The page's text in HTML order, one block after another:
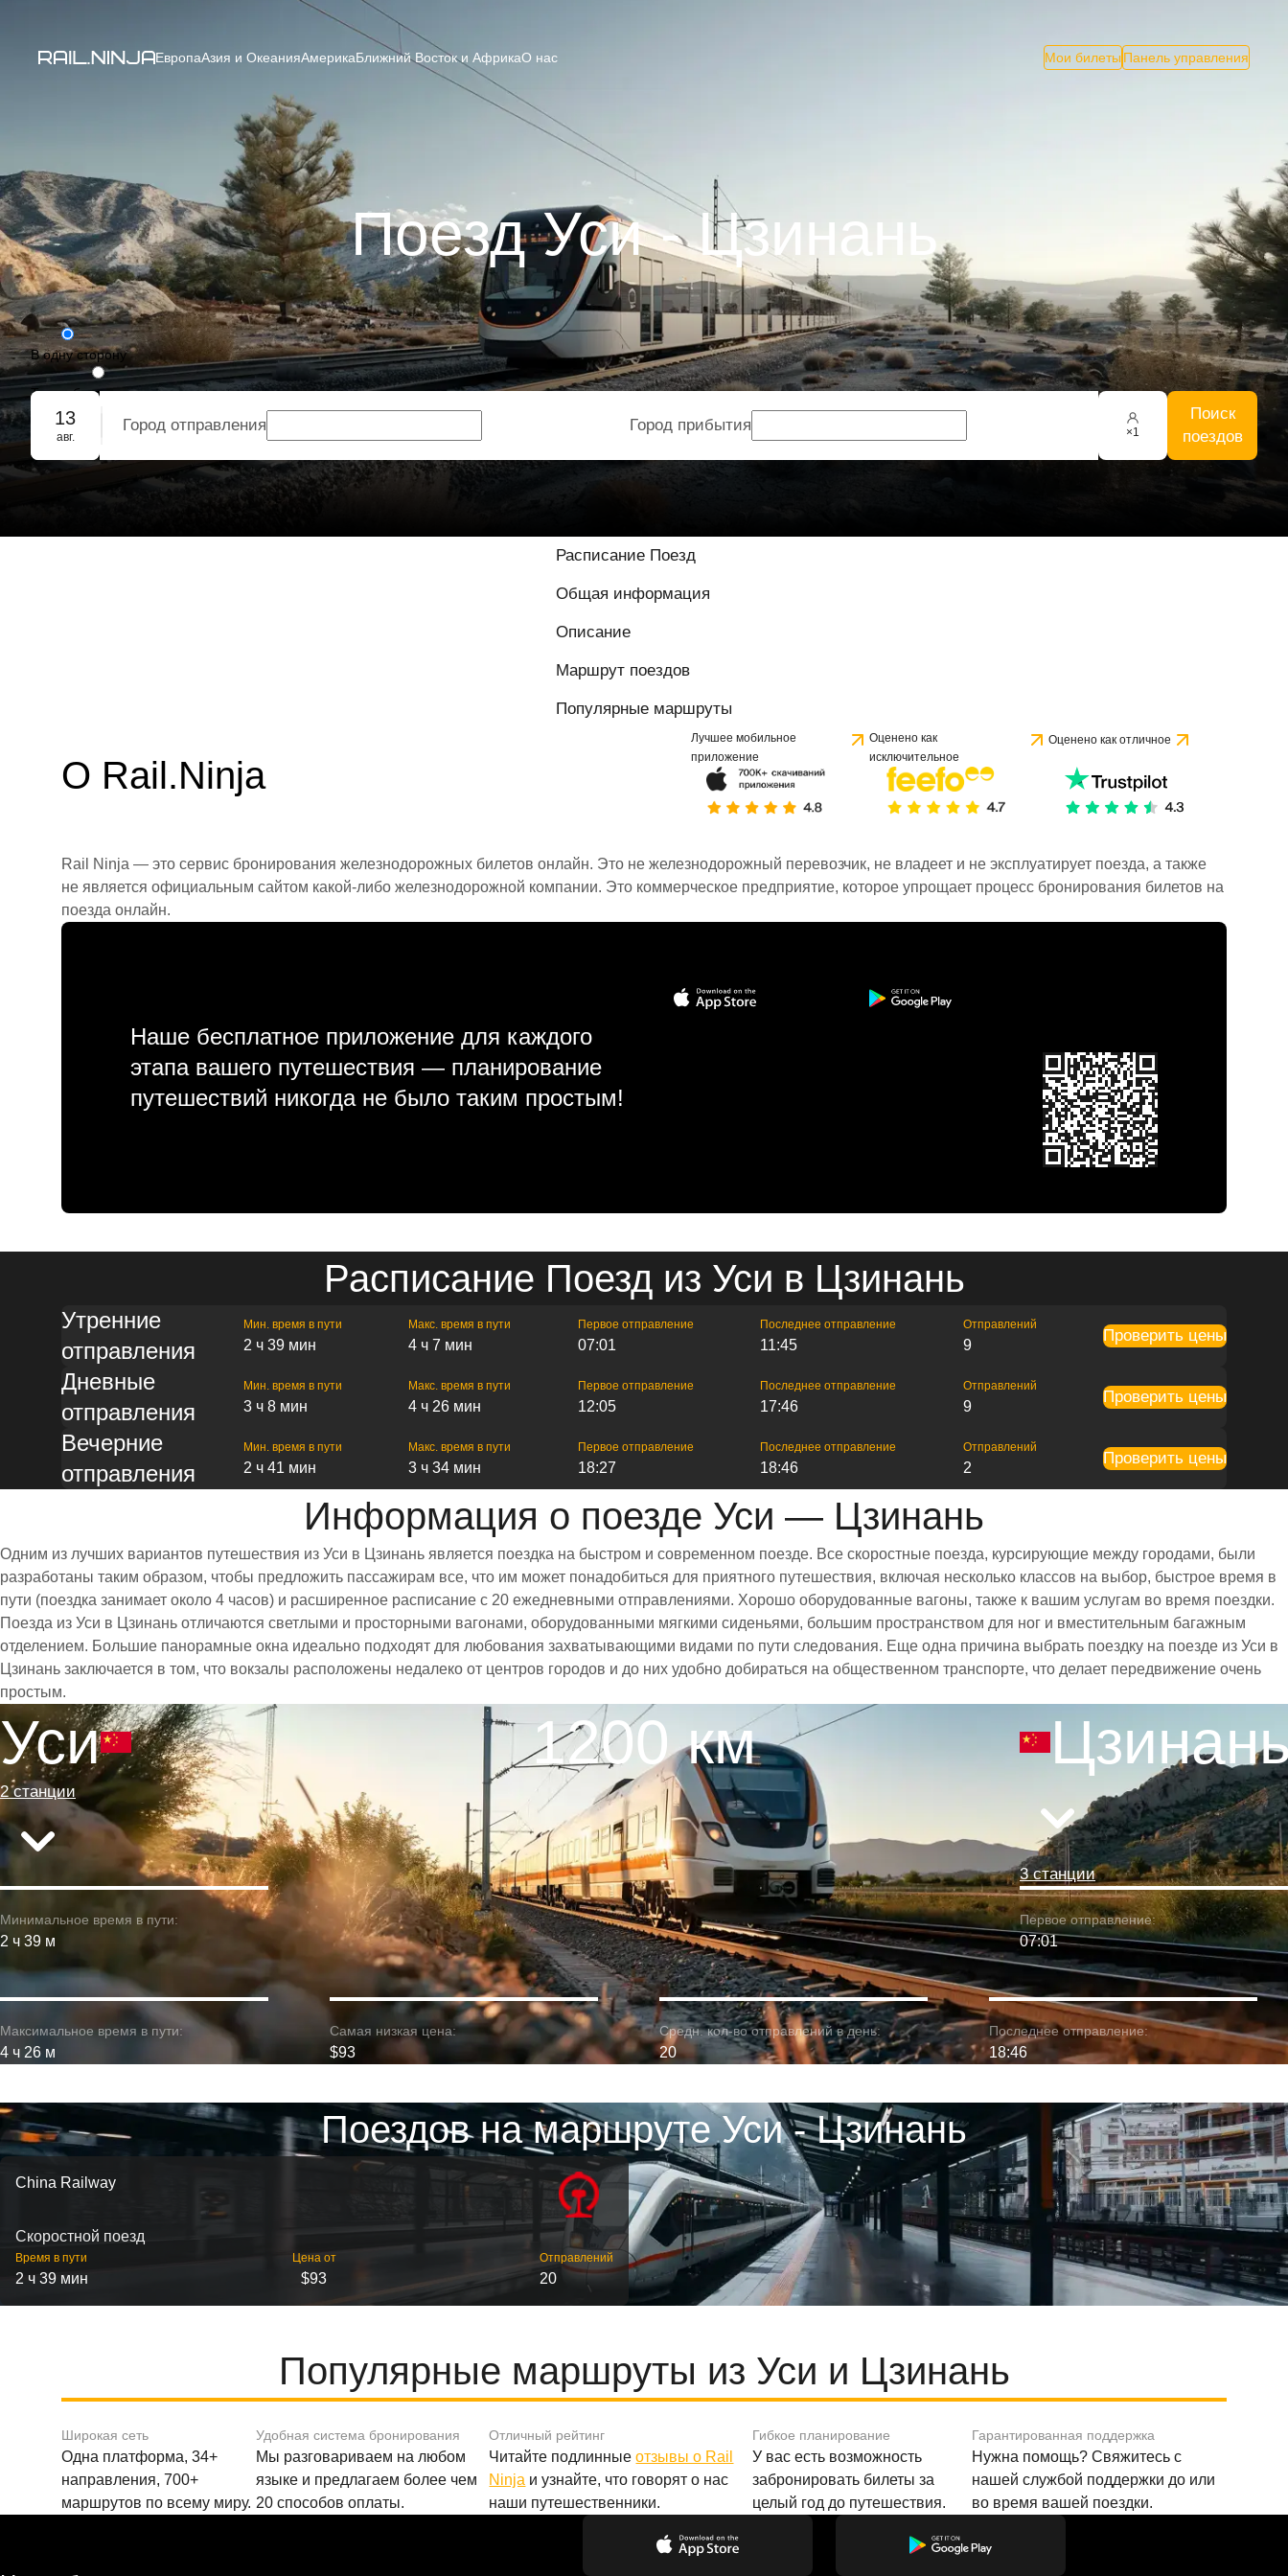
ЕвропаАзия и ОкеанияАмерикаБлижний Восток и АфрикаО нас Мои билеты Панель управления
Поезд Уси - Цзинань
В одну сторону
Туда-обратно
Групповое бронирование
13
авг.
Город отправления Город прибытия ×1
Поиск
поездов
Расписание Поезд
Общая информация
Описание
Маршрут поездов
Популярные маршруты
О Rail.Ninja
Лучшее мобильное
приложение
Оценено как
исключительное
Оценено как отличное
Rail Ninja — это сервис бронирования железнодорожных билетов онлайн. Это не железнодорожный перевозчик, не владеет и не эксплуатирует поезда, а также
не является официальным сайтом какой-либо железнодорожной компании. Это коммерческое предприятие, которое упрощает процесс бронирования билетов на
поезда онлайн.
Наше бесплатное приложение для каждого
этапа вашего путешествия — планирование
путешествий никогда не было таким простым!
Расписание Поезд из Уси в Цзинань
Утренние
отправления
Мин. время в пути
2 ч 39 мин
Макс. время в пути
4 ч 7 мин
Первое отправление
07:01
Последнее отправление
11:45
Отправлений
9
Проверить цены
Дневные
отправления
Мин. время в пути
3 ч 8 мин
Макс. время в пути
4 ч 26 мин
Первое отправление
12:05
Последнее отправление
17:46
Отправлений
9
Проверить цены
Вечерние
отправления
Мин. время в пути
2 ч 41 мин
Макс. время в пути
3 ч 34 мин
Первое отправление
18:27
Последнее отправление
18:46
Отправлений
2
Проверить цены
Информация о поезде Уси — Цзинань
Одним из лучших вариантов путешествия из Уси в Цзинань является поездка на быстром и современном поезде. Все скоростные поезда, курсирующие между городами, были
разработаны таким образом, чтобы предложить пассажирам все, что им может понадобиться для приятного путешествия, включая несколько классов на выбор, быстрое время в
пути (поездка занимает около 4 часов) и расширенное расписание с 20 ежедневными отправлениями. Хорошо оборудованные вагоны, также к вашим услугам во время поездки.
Поезда из Уси в Цзинань отличаются светлыми и просторными вагонами, оборудованными мягкими сиденьями, большим пространством для ног и вместительным багажным
отделением. Большие панорамные окна идеально подходят для любования захватывающими видами по пути следования. Еще одна причина выбрать поездку на поезде из Уси в
Цзинань заключается в том, что вокзалы расположены недалеко от центров городов и до них удобно добираться на общественном транспорте, что делает передвижение очень
простым.
Уси
2 станции
1200 км
3 станции
Минимальное время в пути:
2 ч 39 м
Первое отправление:
07:01
Максимальное время в пути:
4 ч 26 м
Самая низкая цена:
$93
Средн. кол-во отправлений в день:
20
Последнее отправление:
18:46
Поездов на маршруте Уси - Цзинань
China Railway
Скоростной поезд
Время в пути
2 ч 39 мин
Цена от
$93
Отправлений
20
Популярные маршруты из Уси и Цзинань
Широкая сеть
Одна платформа, 34+
направления, 700+
маршрутов по всему миру.
Удобная система бронирования
Мы разговариваем на любом
языке и предлагаем более чем
20 способов оплаты.
Отличный рейтинг
Читайте подлинныеотзывы о Rail
Ninja и узнайте, что говорят о нас
наши путешественники.
Гибкое планирование
У вас есть возможность
забронировать билеты за
целый год до путешествия.
Гарантированная поддержка
Нужна помощь? Свяжитесь с
нашей службой поддержки до или
во время вашей поездки.